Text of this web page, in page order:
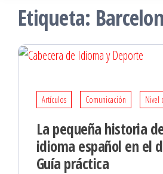
Etiqueta:
Artículos Comunicación Nivel
La pequeña historia
idioma español en el
Guía práctica